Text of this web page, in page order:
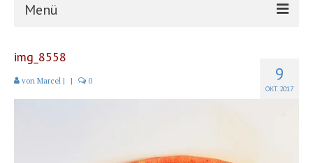
Menü
Schiff 9
OKT. 2017
img_8558
von Marcel | | 0